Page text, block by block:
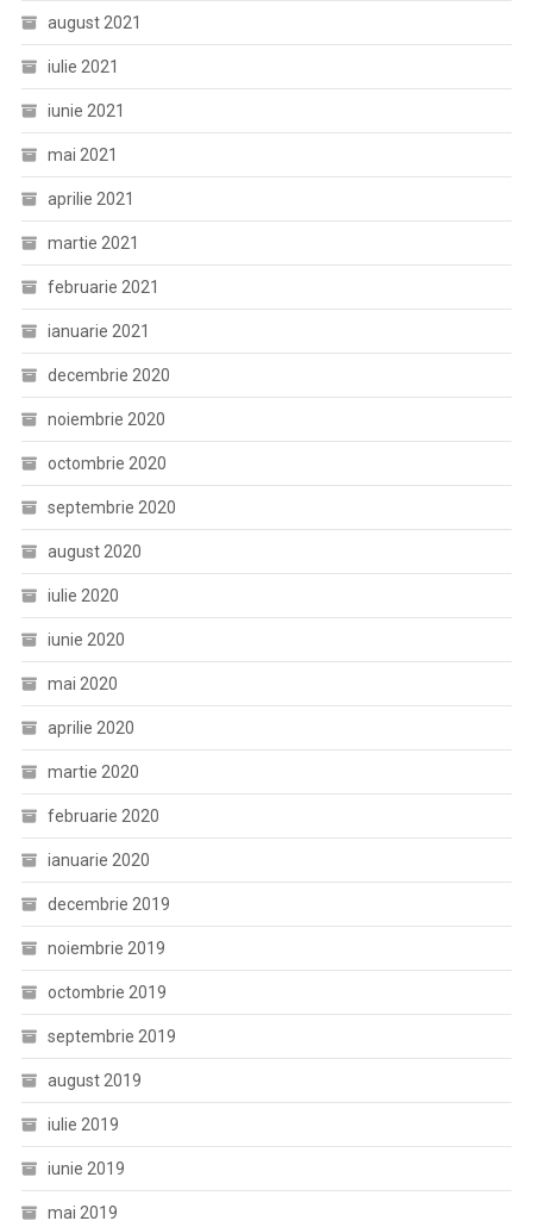
august 2021
iulie 2021
iunie 2021
mai 2021
aprilie 2021
martie 2021
februarie 2021
ianuarie 2021
decembrie 2020
noiembrie 2020
octombrie 2020
septembrie 2020
august 2020
iulie 2020
iunie 2020
mai 2020
aprilie 2020
martie 2020
februarie 2020
ianuarie 2020
decembrie 2019
noiembrie 2019
octombrie 2019
septembrie 2019
august 2019
iulie 2019
iunie 2019
mai 2019